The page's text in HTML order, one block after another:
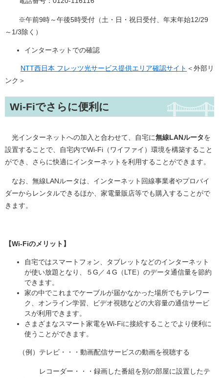
※午前9時～午後5時受付（土・日・祝日受付、年末年始12/29
～1/3除く）
インターネットでの確認
NTT西日本 フレッツ光サービス提供エリア確認サイト ＜外部リ
ンク＞
Wi-Fiでさらに便利に
光インターネットへの加入と合わせて、自宅に無線LANルータを
設置することで、自宅内でWi-Fi（ワイファイ）環境を構築すること
ができ、さらに快適にインターネットを利用することができます。
なお、無線LANルータは、インターネット回線事業者やプロバイ
ダーからレンタルできるほか、家電量販店等でも購入することがで
きます。
【Wi-Fiのメリット】
自宅ではスマートフォン、タブレットなどのインターネット
が使い放題となり、５G／４G（LTE）のデータ通信量を節約
できます。
家の中でこれまでケーブルが届かなかった場所でもテレワー
ク、オンライン学習、ビデオ視聴などの大容量の通信サービ
スが利用できます。
さまざまなスマート家電をWi-Fiに接続することでより便利に
使うことができます。
（例）テレビ・・・動画配信サービスの動画を視聴する
レコーダー・・・録画した番組を別の部屋に設置したテ